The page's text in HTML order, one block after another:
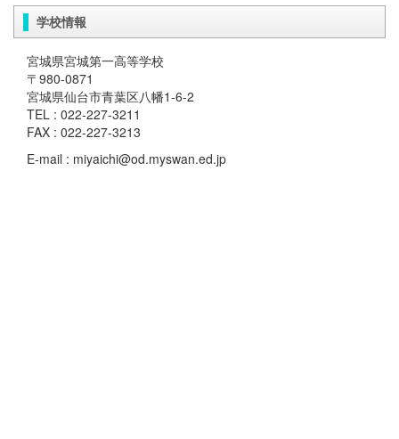
学校情報
宮城県宮城第一高等学校
〒980-0871
宮城県仙台市青葉区八幡1-6-2
TEL : 022-227-3211
FAX : 022-227-3213
E-mail : miyaichi@od.myswan.ed.jp